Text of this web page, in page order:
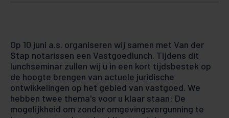
Op 10 juni a.s. organiseren wij samen met Van der
Stap notarissen een Vastgoedlunch. Tijdens dit
lunchseminar zullen wij u in een kort tijdsbestek op
de hoogte brengen van actuele juridische
ontwikkelingen op het gebied van vastgoed. We
hebben twee thema's voor u klaar staan: De
mogelijkheid om zonder omgevingsvergunning te